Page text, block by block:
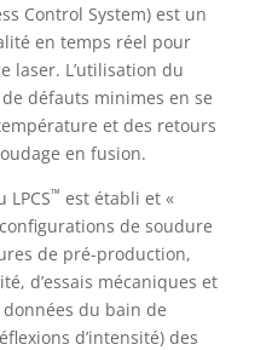
Control System) est un
en temps réel pour
laser. L’utilisation du
défauts minimes en se
et des retours
en fusion.
LPCS™ est établi et «
de soudure
de pré-production,
d’essais mécaniques et
du bain de
d’intensité) des